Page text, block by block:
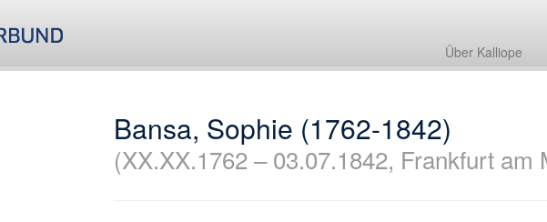
Über Kalliope
Bansa, Sophie (1762-1842)
(XX.XX.1762 – 03.07.1842, Frankfurt am